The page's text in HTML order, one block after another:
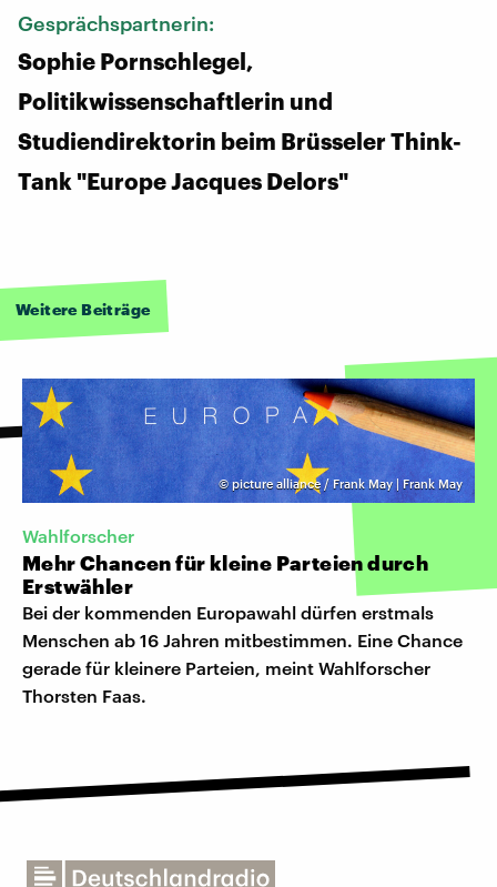
Gesprächspartnerin:
Sophie Pornschlegel,
Politikwissenschaftlerin und
Studiendirektorin beim Brüsseler Think-
Tank "Europe Jacques Delors"
Weitere Beiträge
© picture alliance / Frank May | Frank May
Wahlforscher
Mehr Chancen für kleine Parteien durch
Erstwähler
Bei der kommenden Europawahl dürfen erstmals
Menschen ab 16 Jahren mitbestimmen. Eine Chance
gerade für kleinere Parteien, meint Wahlforscher
Thorsten Faas.